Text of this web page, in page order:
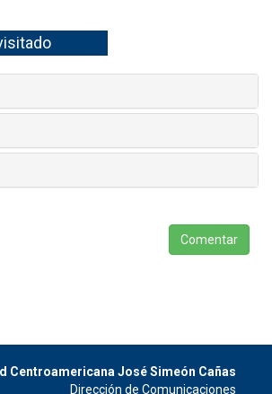
Comentar
Centroamericana José Simeón Cañas
Dirección de Comunicaciones